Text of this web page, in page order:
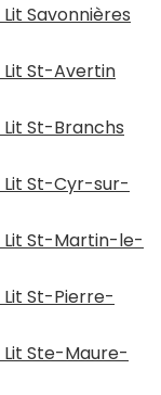
Savonnières
St-Avertin
St-Branchs
Lit St-Cyr-sur-
Lit St-Martin-le-
St-Pierre-
Ste-Maure-